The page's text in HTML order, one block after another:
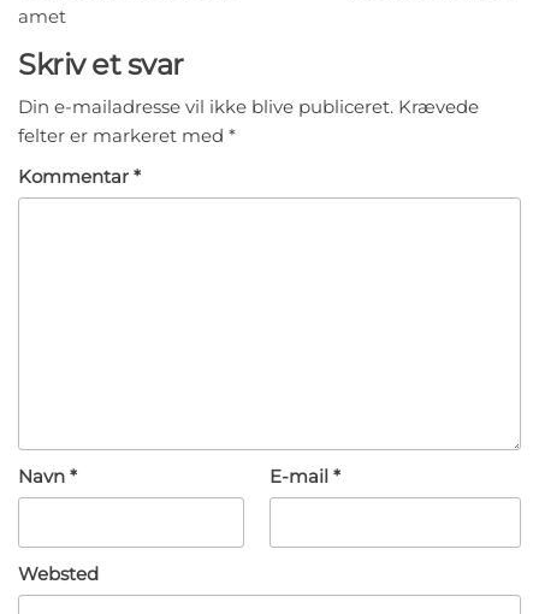
amet
Skriv et svar
Din e-mailadresse vil ikke blive publiceret. Krævede
felter er markeret med *
Kommentar *
Navn * E-mail *
Websted